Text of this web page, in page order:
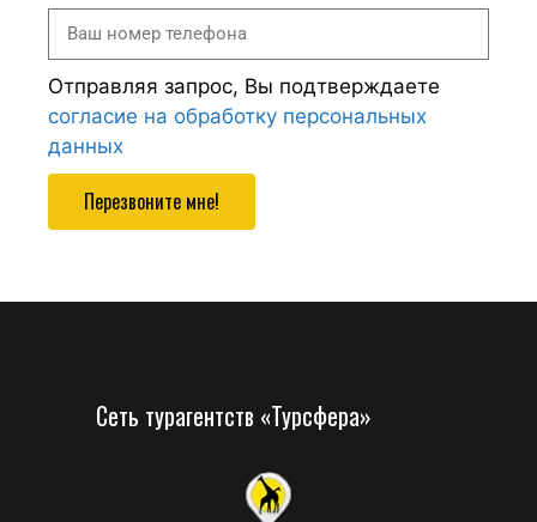
Отправляя запрос, Вы подтверждаете
согласие на обработку персональных
данных
Перезвоните мне!
Сеть турагентств «Турсфера»